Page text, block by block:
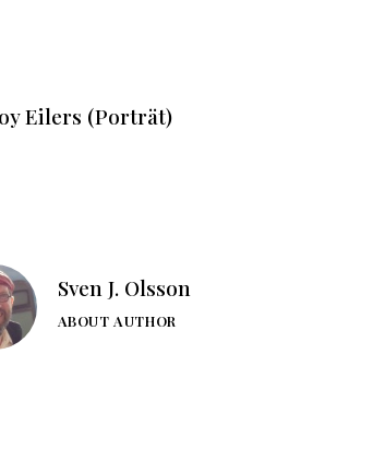
Eilers (Porträt)
Sven J. Olsson
ABOUT AUTHOR